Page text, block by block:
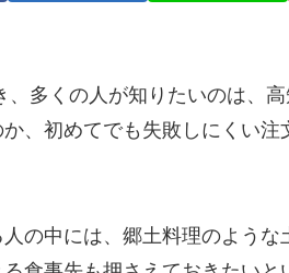
、多くの人が知りたいのは、
、初めてでも失敗しにくい
の中には、郷土料理のよう